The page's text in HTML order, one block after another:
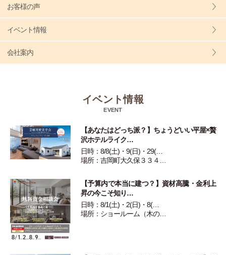
お客様の声
イベント情報
会社案内
イベント情報
EVENT
【あなたはどっち派？】ちょうどいい平屋×贅
沢ホテルライク…
日時：8/8(土)・9(日)・29(…
場所：吉岡町大久保３３４…
【予算内で本当に建つ？】資材高騰・金利上
昇の今こそ知り…
日時：8/1(土)・2(日)・8(…
場所：ショールーム（木の…